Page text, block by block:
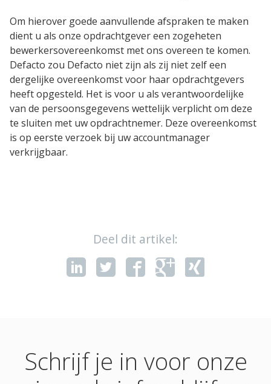
CAPP Loopbaanontwikkeling
Spruitje
Zorgcontent
Oplossingen
Maak zelf e-learning
Zorgonderwijs met EPA's
Diensten
Implementaties
Om hierover goede aanvullende afspraken te maken
dient u als onze opdrachtgever een zogeheten
bewerkersovereenkomst met ons overeen te komen.
Defacto zou Defacto niet zijn als zij niet zelf een
dergelijke overeenkomst voor haar opdrachtgevers
heeft opgesteld. Het is voor u als verantwoordelijke
van de persoonsgegevens wettelijk verplicht om deze
te sluiten met uw opdrachtnemer. Deze overeenkomst
is op eerste verzoek bij uw accountmanager
verkrijgbaar.
Deel dit artikel:
Schrijf je in voor onze